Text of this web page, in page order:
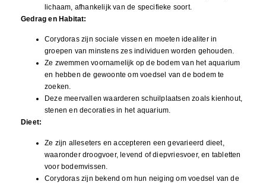
lichaam, afhankelijk van de specifieke soort.
Gedrag en Habitat:
Corydoras zijn sociale vissen en moeten idealiter in
groepen van minstens zes individuen worden gehouden.
Ze zwemmen voornamelijk op de bodem van het aquarium
en hebben de gewoonte om voedsel van de bodem te
zoeken.
Deze meervallen waarderen schuilplaatsen zoals kienhout,
stenen en decoraties in het aquarium.
Dieet:
Ze zijn alleseters en accepteren een gevarieerd dieet,
waaronder droogvoer, levend of diepvriesvoer, en tabletten
voor bodemvissen.
Corydoras zijn bekend om hun neiging om voedsel van de